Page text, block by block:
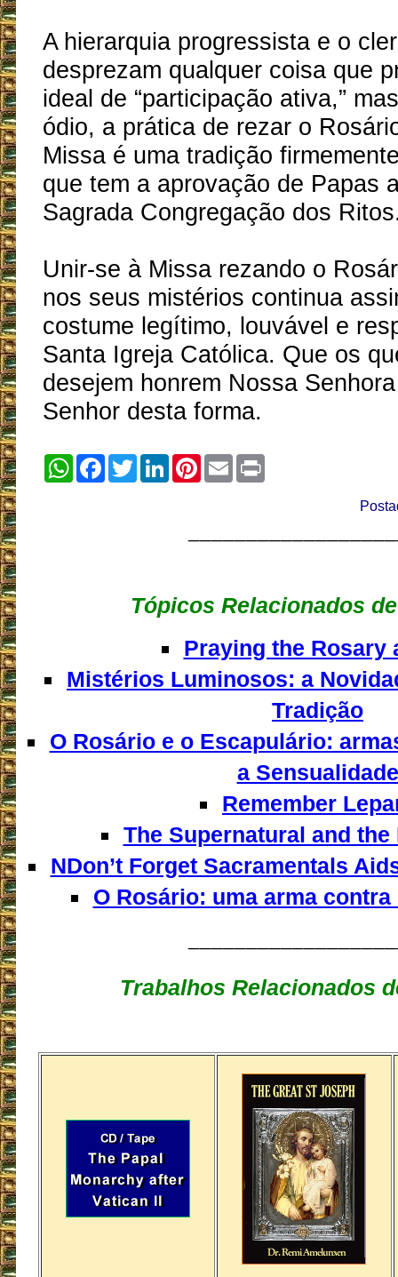
A hierarquia progressista e o
desprezam qualquer coisa que
ideal de “participação ativa,”
ódio, a prática de rezar o
Missa é uma tradição
que tem a aprovação de Papas
Sagrada Congregação dos
Unir-se à Missa rezando o
nos seus mistérios continua
costume legítimo, louvável e
Santa Igreja Católica. Que os
desejem honrem Nossa
Senhor desta forma.
WhatsApp
Facebook
TwitterLinkedInPinterest
EmailPrint
Tópicos Relacionados
Praying the Rosary
Mistérios Luminosos: a
Tradição
O Rosário e o Escapulário:
a Sensualidade
Remember
The Supernatural and
NDon’t Forget Sacramentals
O Rosário: uma arma
Trabalhos Relacionados